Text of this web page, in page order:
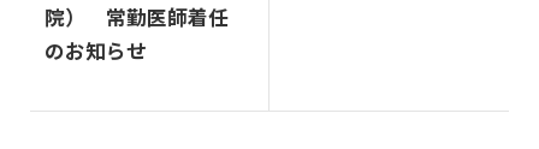
院） 常勤医師着任
のお知らせ